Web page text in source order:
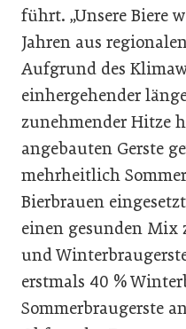
führt. „Unsere Biere
Jahren aus
Aufgrund des
einhergehender
zunehmender Hitze
angebauten Gerste
mehrheitlich
Bierbrauen
einen gesunden Mix
und
erstmals 40 %
Sommerbraugerste